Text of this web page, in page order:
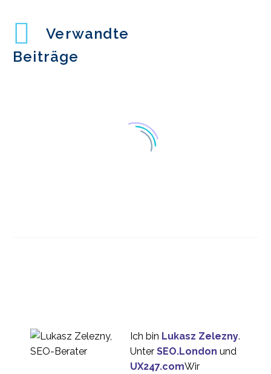
Verwandte
Beiträge
können
0
09 Aug. 2017
Sprach- und KI-
Ich bin Lukasz Zelezny.
Unter SEO.London und
UX247.comWir